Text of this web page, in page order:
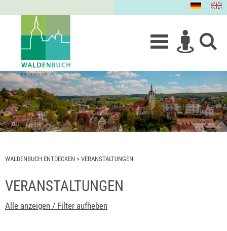
WALDENBUCH ENTDECKEN > VERANSTALTUNGEN
VERANSTALTUNGEN
Alle anzeigen / Filter aufheben